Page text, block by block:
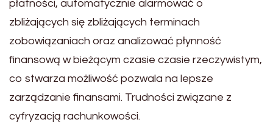
płatności, automatycznie alarmować o
zbliżających się zbliżających terminach
zobowiązaniach oraz analizować płynność
finansową w bieżącym czasie czasie rzeczywistym,
co stwarza możliwość pozwala na lepsze
zarządzanie finansami. Trudności związane z
cyfryzacją rachunkowości.